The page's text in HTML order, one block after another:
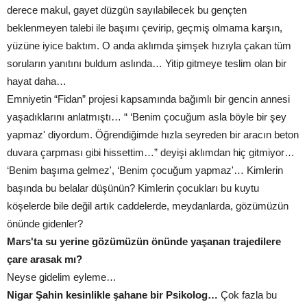
derece makul, gayet düzgün sayılabilecek bu gençten
beklenmeyen talebi ile başımı çevirip, geçmiş olmama karşın,
yüzüne iyice baktım. O anda aklımda şimşek hızıyla çakan tüm
soruların yanıtını buldum aslında… Yitip gitmeye teslim olan bir
hayat daha…
Emniyetin “Fidan” projesi kapsamında bağımlı bir gencin annesi
yaşadıklarını anlatmıştı… “ ‘Benim çocuğum asla böyle bir şey
yapmaz' diyordum. Öğrendiğimde hızla seyreden bir aracın beton
duvara çarpması gibi hissettim…” deyişi aklımdan hiç gitmiyor…
‘Benim başıma gelmez', ‘Benim çocuğum yapmaz'… Kimlerin
başında bu belalar düşünün? Kimlerin çocukları bu kuytu
köşelerde bile değil artık caddelerde, meydanlarda, gözümüzün
önünde gidenler?
Mars'ta su yerine gözümüzün önünde yaşanan trajedilere
çare arasak mı?
Neyse gidelim eyleme…
Nigar Şahin kesinlikle şahane bir Psikolog… Çok fazla bu